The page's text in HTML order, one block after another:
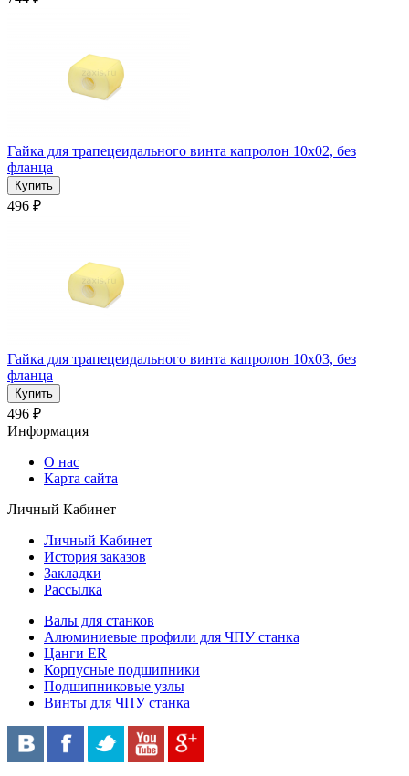
Гайка для трапецеидального винта капролон 10x02, без
фланца
496 ₽
Гайка для трапецеидального винта капролон 10x03, без
фланца
496 ₽
Информация
О нас
Карта сайта
Личный Кабинет
Личный Кабинет
История заказов
Закладки
Рассылка
Валы для станков
Алюминиевые профили для ЧПУ станка
Цанги ER
Корпусные подшипники
Подшипниковые узлы
Винты для ЧПУ станка